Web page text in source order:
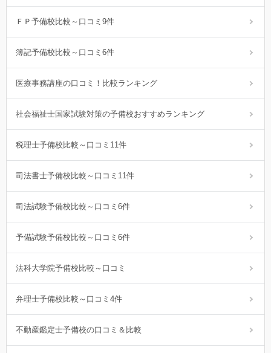
ＦＰ予備校比較～口コミ9件
簿記予備校比較～口コミ6件
医療事務講座の口コミ！比較ランキング
社会福祉士国家試験対策の予備校おすすめランキング
税理士予備校比較～口コミ11件
司法書士予備校比較～口コミ11件
司法試験予備校比較～口コミ6件
予備試験予備校比較～口コミ6件
法科大学院予備校比較～口コミ
弁理士予備校比較～口コミ4件
不動産鑑定士予備校の口コミ＆比較